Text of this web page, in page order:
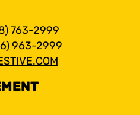
763-2999
963-2999